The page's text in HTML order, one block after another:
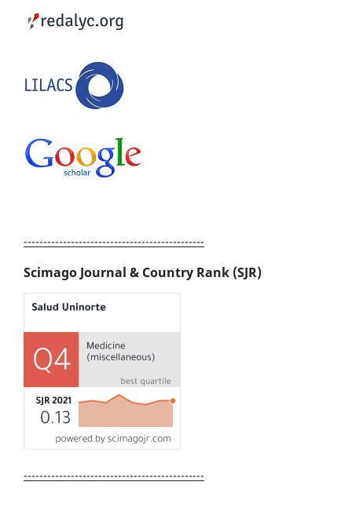
----------------------------------------------
Scimago Journal & Country Rank (SJR)
----------------------------------------------